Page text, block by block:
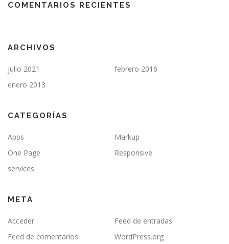
COMENTARIOS RECIENTES
ARCHIVOS
julio 2021
febrero 2016
enero 2013
CATEGORÍAS
Apps
Markup
One Page
Responsive
services
META
Acceder
Feed de entradas
Feed de comentarios
WordPress.org